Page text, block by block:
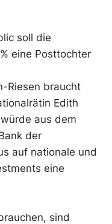
soll die
eine Posttochter
Riesen braucht
Edith
aus dem
der
auf nationale und
eine
sind